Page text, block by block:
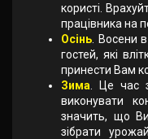
користі.
працівника на
Осінь . Восени
гостей, які
принести Вам
Зима . Це час
виконувати
значить, що
зібрати